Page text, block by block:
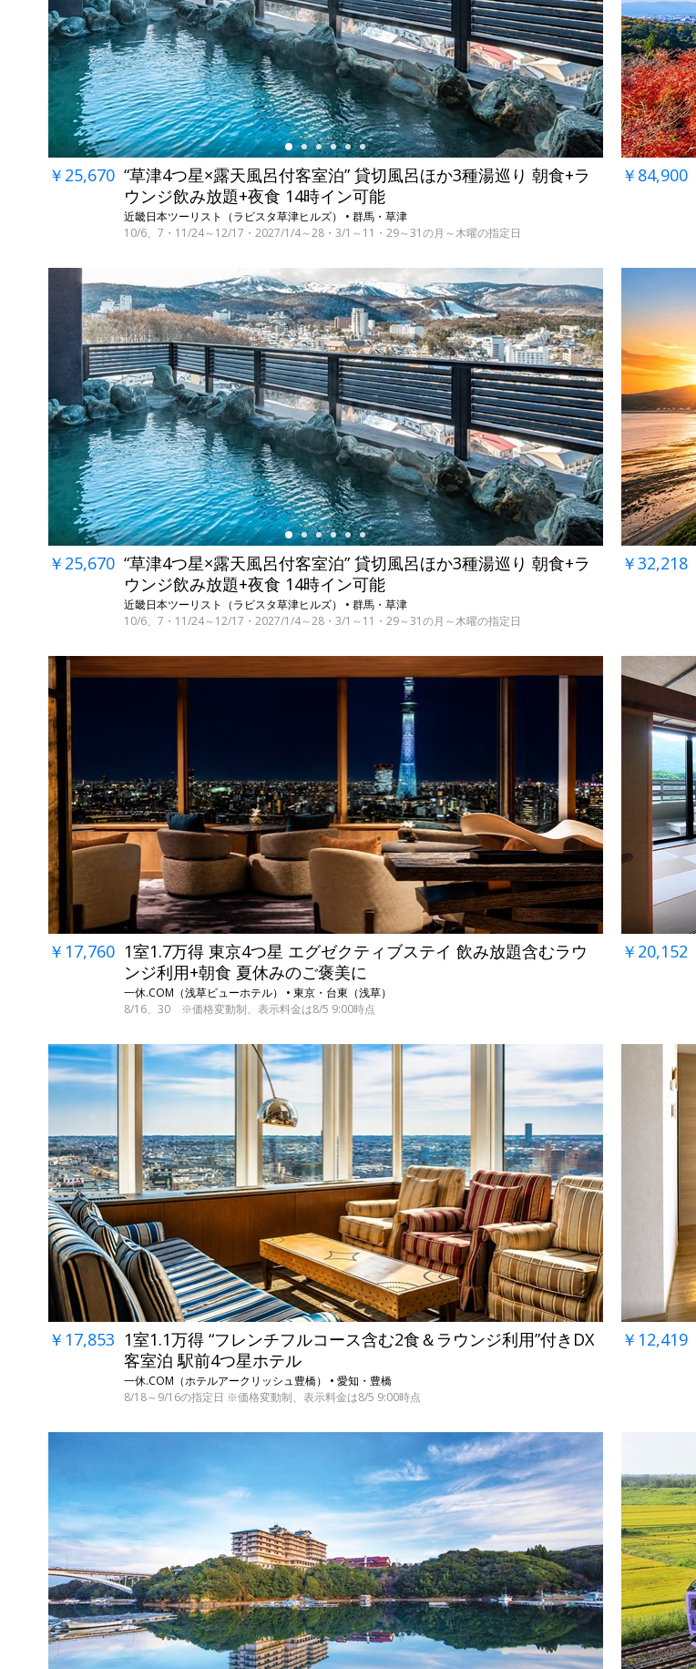
←
￥25,670 “草津4つ星×露天風呂付客室泊” 貸切風呂ほか3種湯巡り 朝食+ラ
ウンジ飲み放題+夜食 14時イン可能
近畿日本ツーリスト（ラビスタ草津ヒルズ） • 群馬・草津
10/6、7・11/24～12/17・2027/1/4～28・3/1～11・29～31の月～木曜の指定日
￥84,900
←
￥25,670 “草津4つ星×露天風呂付客室泊” 貸切風呂ほか3種湯巡り 朝食+ラ
ウンジ飲み放題+夜食 14時イン可能
近畿日本ツーリスト（ラビスタ草津ヒルズ） • 群馬・草津
10/6、7・11/24～12/17・2027/1/4～28・3/1～11・29～31の月～木曜の指定日
￥32,218
￥17,760 1室1.7万得 東京4つ星 エグゼクティブステイ 飲み放題含むラウ
ンジ利用+朝食 夏休みのご褒美に
一休.COM（浅草ビューホテル） • 東京・台東（浅草）
8/16、30 ※価格変動制、表示料金は8/5 9:00時点
←
￥20,152
￥17,853 1室1.1万得 “フレンチフルコース含む2食＆ラウンジ利用”付きDX
客室泊 駅前4つ星ホテル
一休.COM（ホテルアークリッシュ豊橋） • 愛知・豊橋
8/18～9/16の指定日 ※価格変動制、表示料金は8/5 9:00時点
￥12,419
←